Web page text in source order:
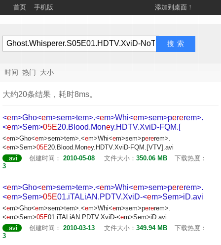
首页 手机版 添加到桌面！
时间 热门 大小
大约20条结果，耗时8ms。
<em>Gho<em>sem>tem>.<em>Whi<em>sem>pererem>.
<em>Sem>05E20.Blood.Money.HDTV.XviD-FQM.[
<em>Gho<em>sem>tem>.<em>Whi<em>sem>pererem>.
<em>Sem>05E20.Blood.Money.HDTV.XviD-FQM.[VTV].avi
.avi
创建时间： 2010-05-08 文件大小： 350.06 MB
下载热度：
3
<em>Gho<em>sem>tem>.<em>Whi<em>sem>pererem>.
<em>Sem>05E01.iTALiAN.PDTV.XviD-<em>Sem>iD.avi
<em>Gho<em>sem>tem>.<em>Whi<em>sem>pererem>.
<em>Sem>05E01.iTALiAN.PDTV.XviD-<em>Sem>iD.avi
.avi
创建时间： 2010-03-13 文件大小： 349.94 MB
下载热度：
3